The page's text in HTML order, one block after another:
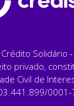
Solidário -
privado,
Civil de
03.441.899/0001-